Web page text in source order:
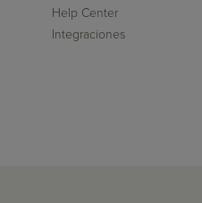
Help Center
Integraciones